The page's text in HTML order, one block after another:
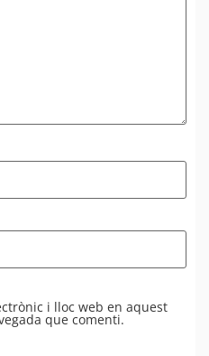
i lloc web en aquest
que comenti.